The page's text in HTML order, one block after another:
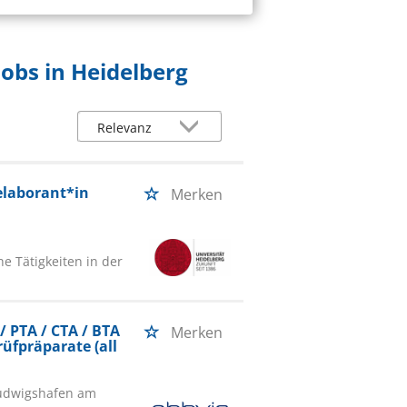
in Heidelberg
Merken
Tätigkeiten in der
/ CTA / BTA
(all
Merken
am